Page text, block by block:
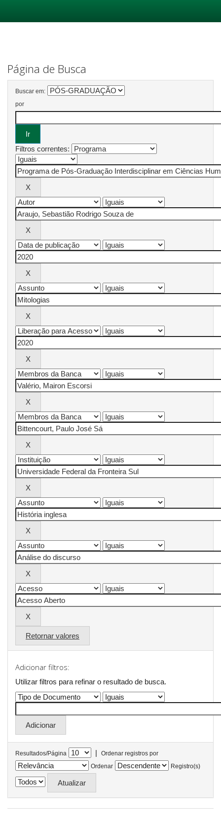
Página de Busca
Buscar em:
por
Filtros correntes:
Retornar valores
Adicionar filtros:
Utilizar filtros para refinar o resultado de busca.
Resultados/Página |
Ordenar registros por
Ordenar
Registro(s)